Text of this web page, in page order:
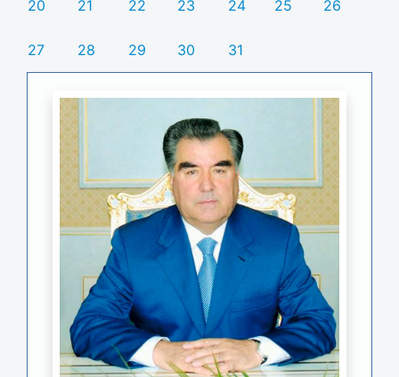
20 21 22 23 24 25 26
27 28 29 30 31